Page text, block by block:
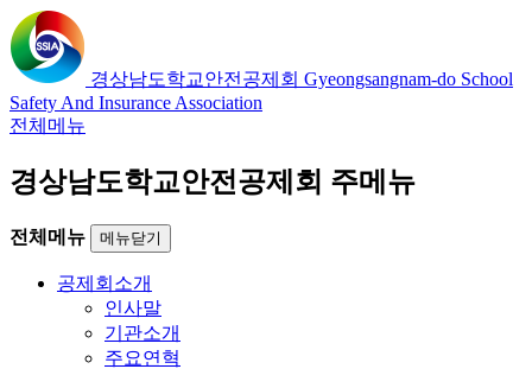
경상남도학교안전공제회 Gyeongsangnam-do School
Safety And Insurance Association
전체메뉴
경상남도학교안전공제회 주메뉴
전체메뉴 메뉴닫기
공제회소개
인사말
기관소개
주요연혁